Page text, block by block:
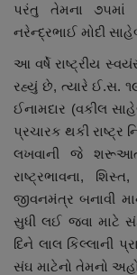
પરંતુ તેમના ૭૫માં
નરેન્દ્રભાઈ મોદી
આ વર્ષે રાષ્ટ્રીય
રહ્યું છે, ત્યારે ઈ.સ.
ઈનામદાર (વકીલ
પ્રચારક થકી રાષ્ટ્ર
લખવાની જે
રાષ્ટ્રભાવના,
જીવનમંત્ર બનાવી
સુધી લઈ જવા માટે
દિને લાલ કિલ્લાની
સંઘ માટેનો તેમનો